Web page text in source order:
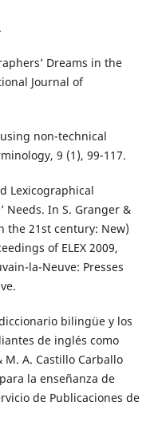
.
Dreams in the
Journal of
non-technical
9 (1), 99-117.
Lexicographical
Needs. In S. Granger &
the 21st century: New)
of ELEX 2009,
la-Neuve: Presses
bilingüe y los
de inglés como
M. A. Castillo Carballo
la enseñanza de
de Publicaciones de